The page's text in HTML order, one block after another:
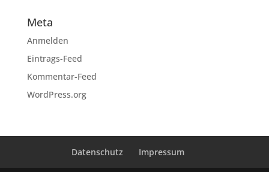
Meta
Anmelden
Eintrags-Feed
Kommentar-Feed
WordPress.org
Datenschutz Impressum